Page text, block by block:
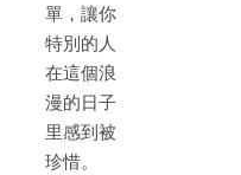
單，讓你
特別的人
在這個浪
漫的日子
里感到被
珍惜。